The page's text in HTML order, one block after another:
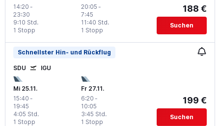
14:20 -
23:30
1 Stopp
9:10 Std.
20:05 -
7:45
1 Stopp
11:40 Std.
188 €
Suchen
Schnellster Hin- und Rückflug
SDU IGU
Mi 25.11.
15:40 -
19:45
1 Stopp
4:05 Std.
Fr 27.11.
6:20 -
10:05
1 Stopp
3:45 Std.
199 €
Suchen